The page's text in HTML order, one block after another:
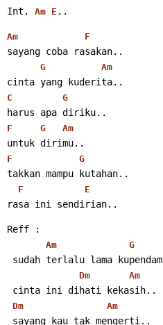
Int. Am E ..
Am F
sayang coba rasakan..
G Am
cinta yang kuderita..
C G
harus apa diriku..
F G Am
untuk dirimu..
F G
takkan mampu kutahan..
F E
rasa ini sendirian..
Reff :
Am G
sudah terlalu lama kupendam
Dm Am
cinta ini dihati kekasih..
Dm Am
sayang kau tak mengerti..